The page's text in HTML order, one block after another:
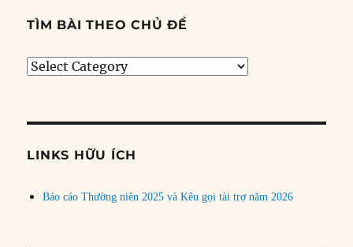
TÌM BÀI THEO CHỦ ĐỀ
Tìm
đề
LINKS HỮU ÍCH
Báo cáo Thường niên 2025 và Kêu gọi tài trợ năm 2026